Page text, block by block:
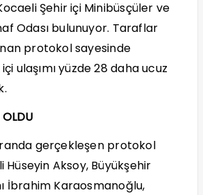
Şehir içi Minibüsçüler ve
Odası bulunuyor. Taraflar
protokol sayesinde
ulaşımı yüzde 28 daha ucuz
gerçekleşen protokol
Hüseyin Aksoy, Büyükşehir
İbrahim Karaosmanoğlu,